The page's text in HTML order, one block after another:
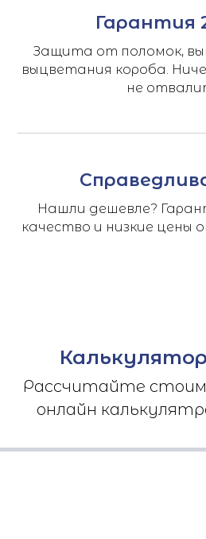
Гарантия
Защита от поломок,
выцветания короба.
не
Нашли дешевле?
качество и низкие цены
Рассчитайте
онлайн